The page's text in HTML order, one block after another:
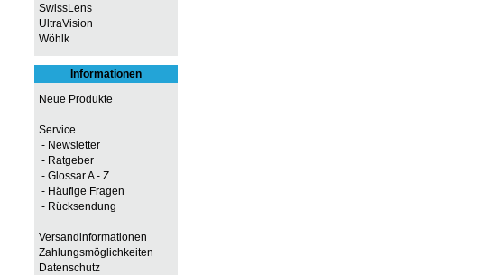
SwissLens
UltraVision
Wöhlk
Informationen
Neue Produkte
Service
- Newsletter
- Ratgeber
- Glossar A - Z
- Häufige Fragen
- Rücksendung
Versandinformationen
Zahlungsmöglichkeiten
Datenschutz